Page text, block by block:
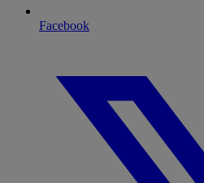
Facebook